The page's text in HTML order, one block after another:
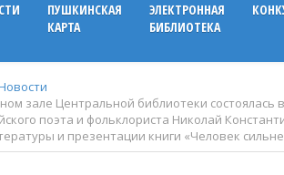
ПУШКИНСКАЯ
КАРТА
ЭЛЕКТРОННАЯ
БИБЛИОТЕКА
зале Центральной библиотеки
поэта и фольклориста Николай
и презентации книги «Человек